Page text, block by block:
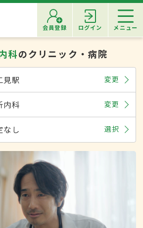
会員登録 ログイン メニュー
科のクリニック・病院
見駅 変更
内科 変更
なし 選択